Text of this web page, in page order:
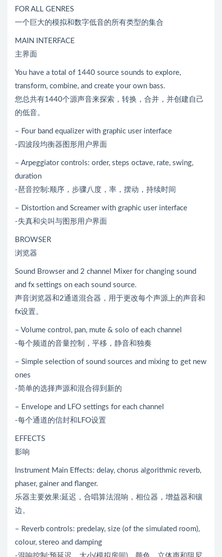
FOR ALL GENRES
一个巨大的模拟和数字低音的所有类型的集合
MAIN INTERFACE
主界面
You have a total of 1440 source sounds to explore,
transform, combine, and create your own bass.
您总共有1440个源声音来探索，转换，合并，并创建自己
的低音。
– Four band equalizer with graphic user interface
-四波段均衡器图形用户界面
– Arpeggiator controls: order, steps octave, rate, swing,
duration
-琶音控制:顺序，步骤八度，率，摆动，持续时间
– Distortion and Screamer with graphic user interface
-失真和尖叫与图形用户界面
BROWSER
浏览器
Sound Browser and 2 channel Mixer for changing sound
and fx settings on each sound source.
声音浏览器和2通道混合器，用于更改每个声源上的声音和
fx设置。
– Volume control, pan, mute & solo of each channel
-每个频道的音量控制，平移，静音和独奏
– Simple selection of sound sources and mixing to get new
ones
-简单的选择声源和混合得到新的
– Envelope and LFO settings for each channel
-每个通道的信封和LFO设置
EFFECTS
影响
Instrument Main Effects: delay, chorus algorithmic reverb,
phaser, gainer and flanger.
乐器主要效果:延迟，合唱算法混响，相位器，增益器和镶
边。
– Reverb controls: predelay, size (of the simulated room),
colour, stereo and damping